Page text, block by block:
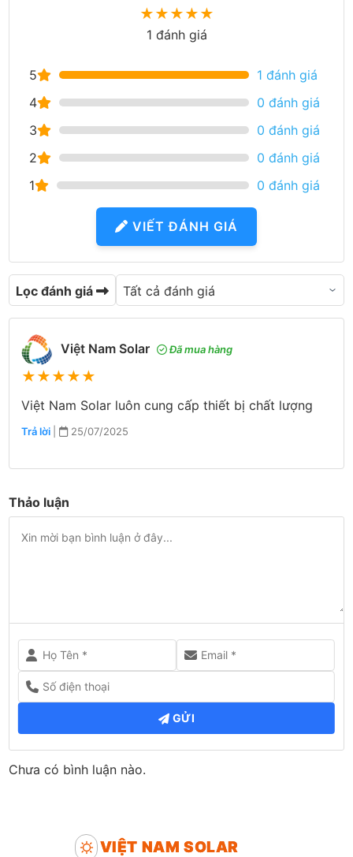
★★★★★
1 đánh giá
5
1 đánh giá
4
0 đánh giá
3
0 đánh giá
2
0 đánh giá
1
0 đánh giá
VIẾT ĐÁNH GIÁ
Lọc đánh giá
Việt Nam Solar Đã mua hàng
★★★★★
Việt Nam Solar luôn cung cấp thiết bị chất lượng
Trả lời | 25/07/2025
Thảo luận
GỬI
Chưa có bình luận nào.
VIỆT NAM SOLAR